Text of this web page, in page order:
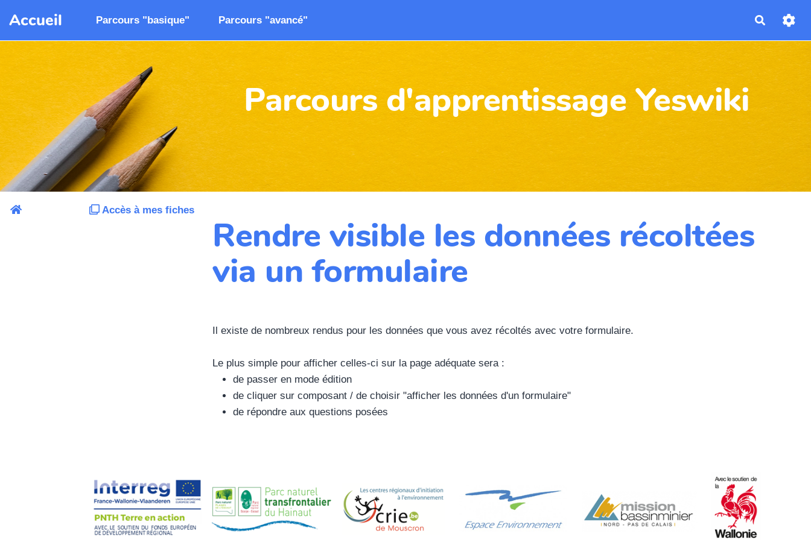
Aller au contenu principal
Accueil Parcours "basique" Parcours "avancé"
Parcours d'apprentissage Yeswiki
Accès à mes fiches
Rendre visible les données récoltées
via un formulaire
Il existe de nombreux rendus pour les données que vous avez récoltés avec votre formulaire.
Le plus simple pour afficher celles-ci sur la page adéquate sera :
de passer en mode édition
de cliquer sur composant / de choisir "afficher les données d'un formulaire"
de répondre aux questions posées